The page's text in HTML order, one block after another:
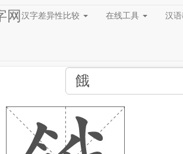
网汉字差异性比较 在线工具 汉